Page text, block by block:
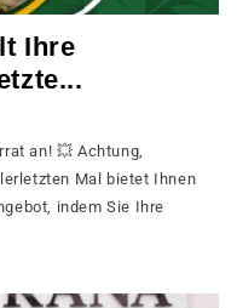
Ihre
an! 💥 Achtung,
Mal bietet Ihnen
indem Sie Ihre